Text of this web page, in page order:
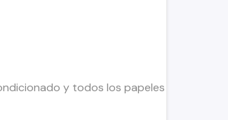
y todos los papeles al día.